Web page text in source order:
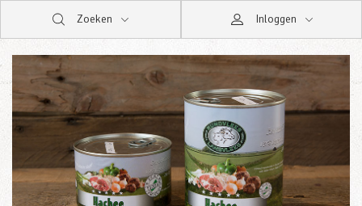
Zoeken Inloggen